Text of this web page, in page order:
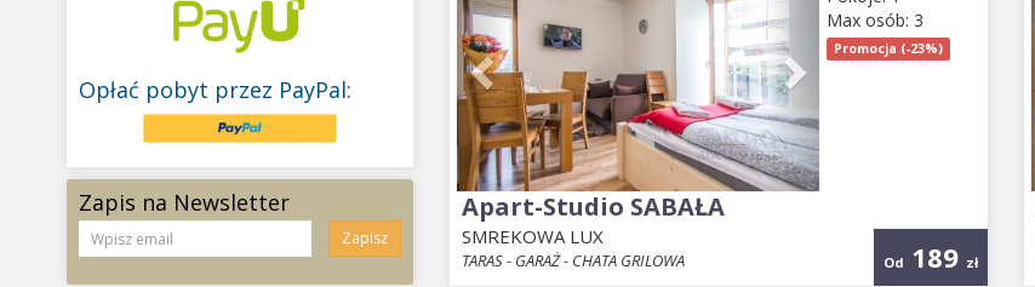
Opłać pobyt przez PayPal:
Zapis na Newsletter
Zapisz
Od 189 zł
Max osób: 3
Promocja (-23%)
Apart-Studio SABAŁA
SMREKOWA LUX
TARAS - GARAŻ - CHATA GRILOWA